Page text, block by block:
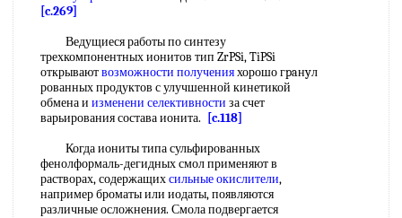
[c.269]
Ведущиеся работы по синтезу
трехкомпонентных ионитов тип ZrPSi, TiPSi
открываютвозможности полученияхорошо гpaнyл
рованных продуктов с улучшенной кинетикой
обмена и изменени селективности за счет
варьирования состава ионита.
[c.118]
Когда иониты типа сульфированных
фенолформаль-дегидных смол применяют в
растворах, содержащихсильные окислители,
например броматы или иодаты, появляются
различные осложнения. Смола подвергается